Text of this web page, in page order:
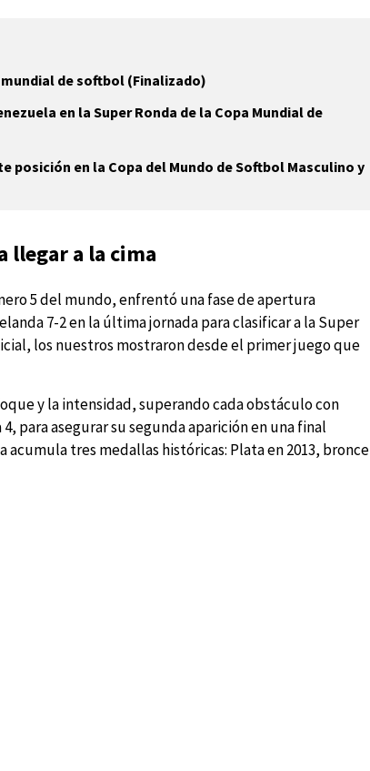
de softbol (Finalizado)
en la Super Ronda de la Copa Mundial de
posición en la Copa del Mundo de Softbol Masculino y
llegar a la cima
5 del mundo, enfrentó una fase de apertura
7-2 en la última jornada para clasificar a la Super
los nuestros mostraron desde el primer juego que
y la intensidad, superando cada obstáculo con
para asegurar su segunda aparición en una final
acumula tres medallas históricas: Plata en 2013, bronce